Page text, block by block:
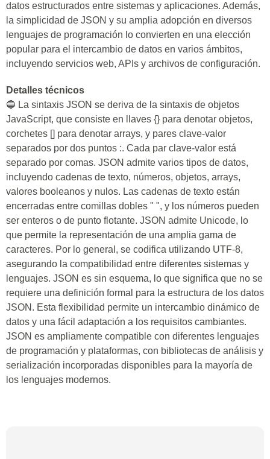
datos estructurados entre sistemas y aplicaciones. Además,
la simplicidad de JSON y su amplia adopción en diversos
lenguajes de programación lo convierten en una elección
popular para el intercambio de datos en varios ámbitos,
incluyendo servicios web, APIs y archivos de configuración.
Detalles técnicos
🔵 La sintaxis JSON se deriva de la sintaxis de objetos
JavaScript, que consiste en llaves {} para denotar objetos,
corchetes [] para denotar arrays, y pares clave-valor
separados por dos puntos :. Cada par clave-valor está
separado por comas. JSON admite varios tipos de datos,
incluyendo cadenas de texto, números, objetos, arrays,
valores booleanos y nulos. Las cadenas de texto están
encerradas entre comillas dobles " ", y los números pueden
ser enteros o de punto flotante. JSON admite Unicode, lo
que permite la representación de una amplia gama de
caracteres. Por lo general, se codifica utilizando UTF-8,
asegurando la compatibilidad entre diferentes sistemas y
lenguajes. JSON es sin esquema, lo que significa que no se
requiere una definición formal para la estructura de los datos
JSON. Esta flexibilidad permite un intercambio dinámico de
datos y una fácil adaptación a los requisitos cambiantes.
JSON es ampliamente compatible con diferentes lenguajes
de programación y plataformas, con bibliotecas de análisis y
serialización incorporadas disponibles para la mayoría de
los lenguajes modernos.